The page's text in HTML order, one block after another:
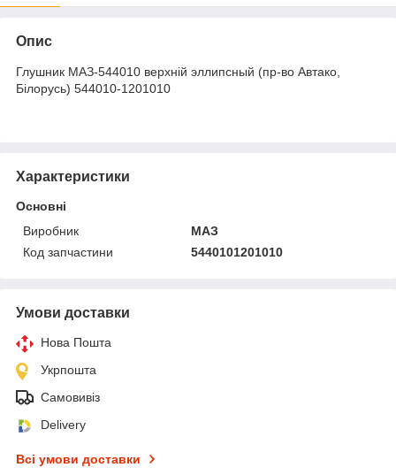
Опис
Глушник МАЗ-544010 верхній эллипсный (пр-во Автако,
Білорусь) 544010-1201010
Характеристики
Основні
Виробник
МАЗ
Код запчастини
5440101201010
Умови доставки
Нова Пошта
Укрпошта
Самовивіз
Delivery
Всі умови доставки